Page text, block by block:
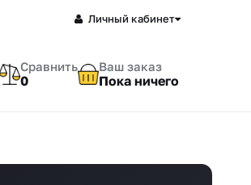
Личный кабинет
Сравнить
0
Ваш заказ
Пока ничего